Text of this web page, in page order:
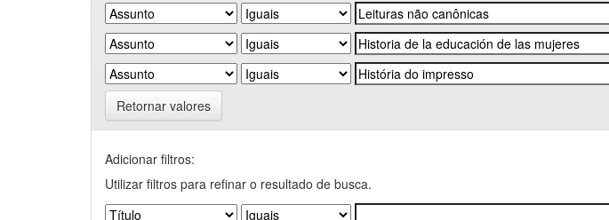
Retornar valores
Adicionar filtros:
Utilizar filtros para refinar o resultado de busca.